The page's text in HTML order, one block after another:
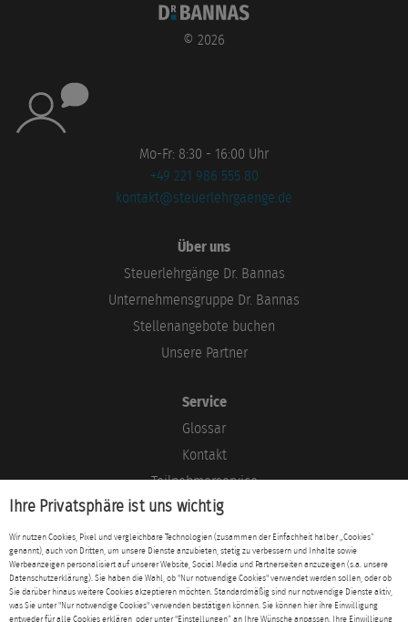
© 2026
Mo-Fr: 8:30 - 16:00 Uhr
+49 221 986 555 80
kontakt@steuerlehrgaenge.de
Über uns
Steuerlehrgänge Dr. Bannas
Unternehmensgruppe Dr. Bannas
Stellenangebote buchen
Unsere Partner
Service
Glossar
Kontakt
Teilnehmerservice
Blog
Rechtliches
Impressum
Datenschutz
Ihre Privatsphäre ist uns wichtig
Wir nutzen Cookies, Pixel und vergleichbare Technologien (zusammen der Einfachheit halber „Cookies“
genannt), auch von Dritten, um unsere Dienste anzubieten, stetig zu verbessern und Inhalte sowie
Werbeanzeigen personalisiert auf unserer Website, Social Media und Partnerseiten anzuzeigen (s.a. unsere
Datenschutzerklärung). Sie haben die Wahl, ob "Nur notwendige Cookies" verwendet werden sollen, oder ob
Sie darüber hinaus weitere Cookies akzeptieren möchten. Standardmäßig sind nur notwendige Dienste aktiv,
was Sie unter "Nur notwendige Cookies" verwenden bestätigen können. Sie können hier ihre Einwilligung
entweder für alle Cookies erklären, oder unter "Einstellungen“ an Ihre Wünsche anpassen. Ihre Einwilligung